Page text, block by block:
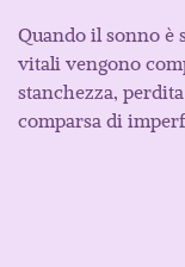
Quando il sonno è
vitali vengono
stanchezza,
comparsa di